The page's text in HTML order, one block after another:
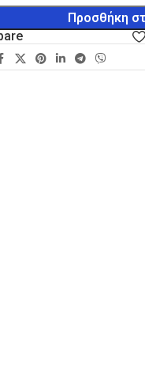
Προσθήκη